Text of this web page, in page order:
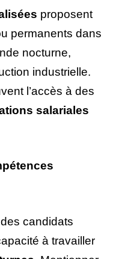
proposent
permanents dans
nocturne,
industrielle.
l’accès à des
salariales
candidats
à travailler